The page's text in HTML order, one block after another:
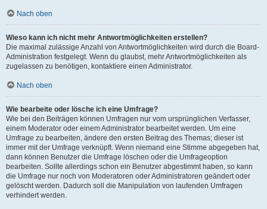
Nach oben
Wieso kann ich nicht mehr Antwortmöglichkeiten erstellen?
Die maximal zulässige Anzahl von Antwortmöglichkeiten wird durch die Board-
Administration festgelegt. Wenn du glaubst, mehr Antwortmöglichkeiten als
zugelassen zu benötigen, kontaktiere einen Administrator.
Nach oben
Wie bearbeite oder lösche ich eine Umfrage?
Wie bei den Beiträgen können Umfragen nur vom ursprünglichen Verfasser,
einem Moderator oder einem Administrator bearbeitet werden. Um eine
Umfrage zu bearbeiten, ändere den ersten Beitrag des Themas; dieser ist
immer mit der Umfrage verknüpft. Wenn niemand eine Stimme abgegeben hat,
dann können Benutzer die Umfrage löschen oder die Umfrageoption
bearbeiten. Sollte allerdings schon ein Benutzer abgestimmt haben, so kann
die Umfrage nur noch von Moderatoren oder Administratoren geändert oder
gelöscht werden. Dadurch soll die Manipulation von laufenden Umfragen
verhindert werden.